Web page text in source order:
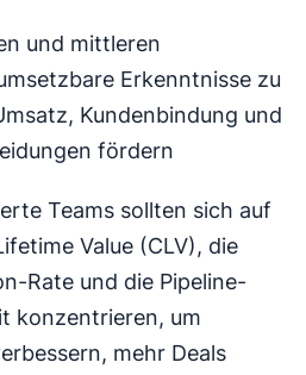
und mittleren
Erkenntnisse zu
Kundenbindung und
fördern
Teams sollten sich auf
Value (CLV), die
Rate und die Pipeline-
konzentrieren, um
mehr Deals